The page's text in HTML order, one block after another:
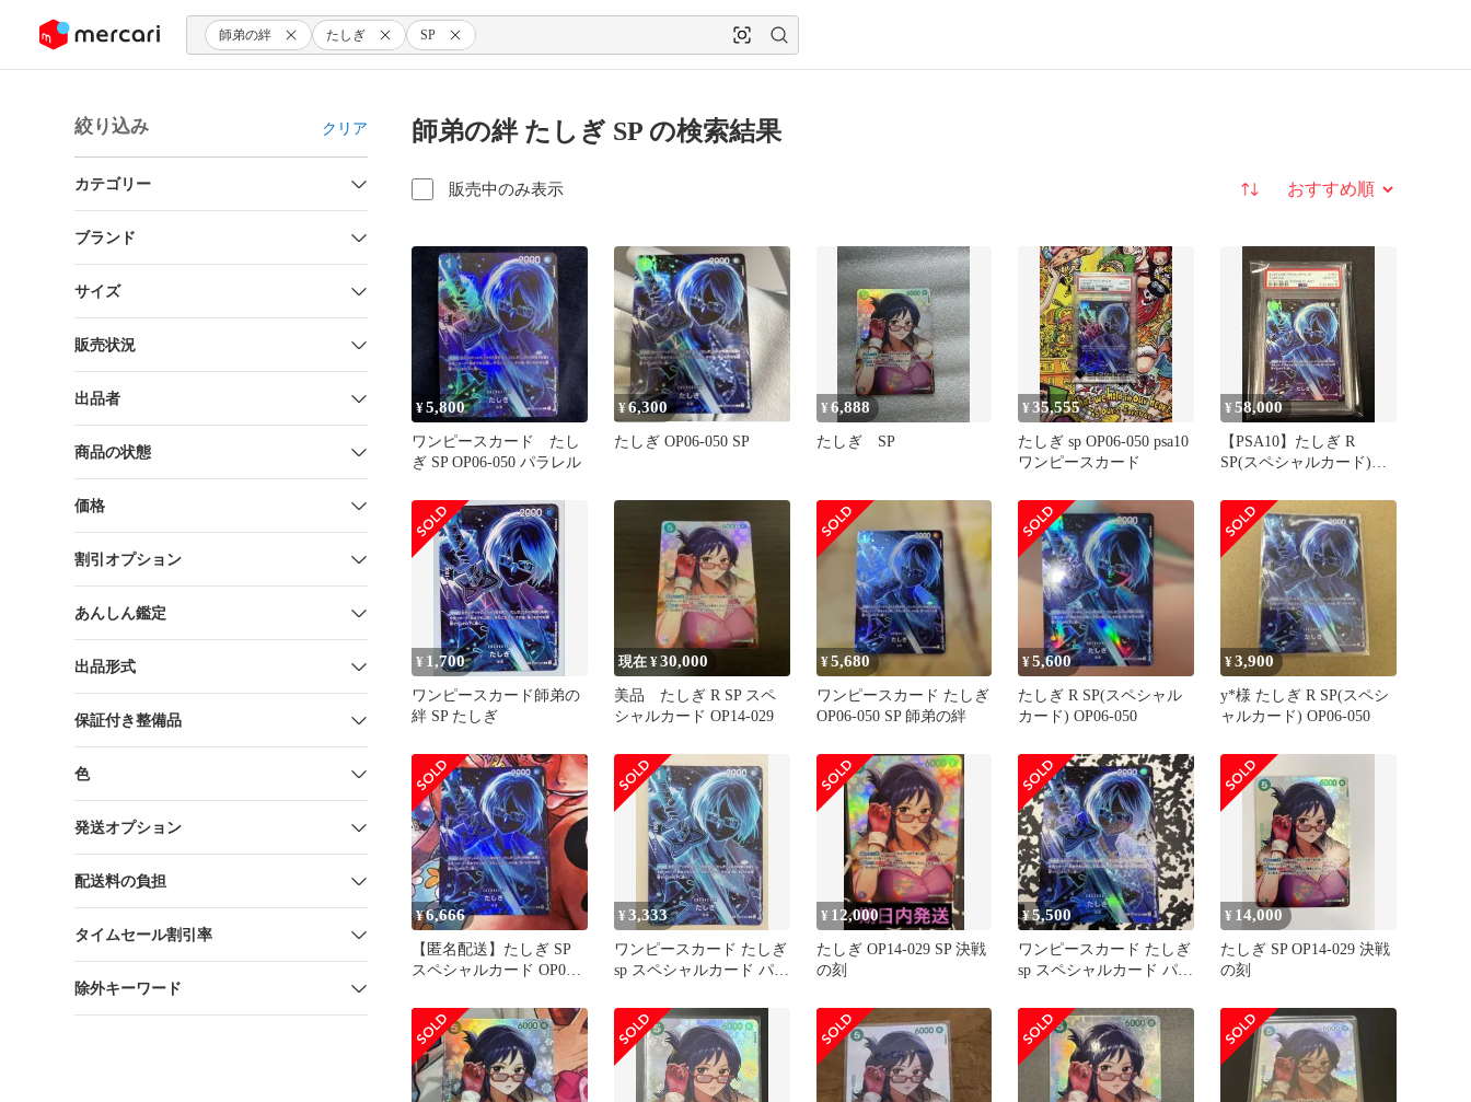
ツにスキップ 師弟の絆 たしぎ SP
絞り込み クリア
カテゴリー
ブランド
サイズ
販売状況
出品者
商品の状態
価格
割引オプション
あんしん鑑定
出品形式
保証付き整備品
色
発送オプション
配送料の負担
タイムセール割引率
除外キーワード
師弟の絆 たしぎ SP の検索結果
販売中のみ表示 並び替え
¥5,800
ワンピースカード たし
ぎ SP OP06-050 パラレル
¥6,300
たしぎ OP06-050 SP
¥6,888
たしぎ SP
¥35,555
たしぎ sp OP06-050 psa10
ワンピースカード
¥58,000
【PSA10】たしぎ R
SP(スペシャルカード)
¥ 1,700
ワンピースカード師弟の
絆 SP たしぎ
現在 ¥30,000
美品 たしぎ R SP スペ
シャルカード OP14-029
¥5,680
ワンピースカード たしぎ
OP06-050 SP 師弟の絆
¥5,600
たしぎ R SP(スペシャル
カード) OP06-050
¥3,900
y*様 たしぎ R SP(スペシ
ャルカード) OP06-050
¥6,666
【匿名配送】たしぎ SP
スペシャルカード OP06-
¥3,333
ワンピースカード たしぎ
sp スペシャルカード パラ
¥ 12,000
たしぎ OP14-029 SP 決戦
の刻
¥5,500
ワンピースカード たしぎ
sp スペシャルカード パラ
¥ 14,000
たしぎ SP OP14-029 決戦
の刻